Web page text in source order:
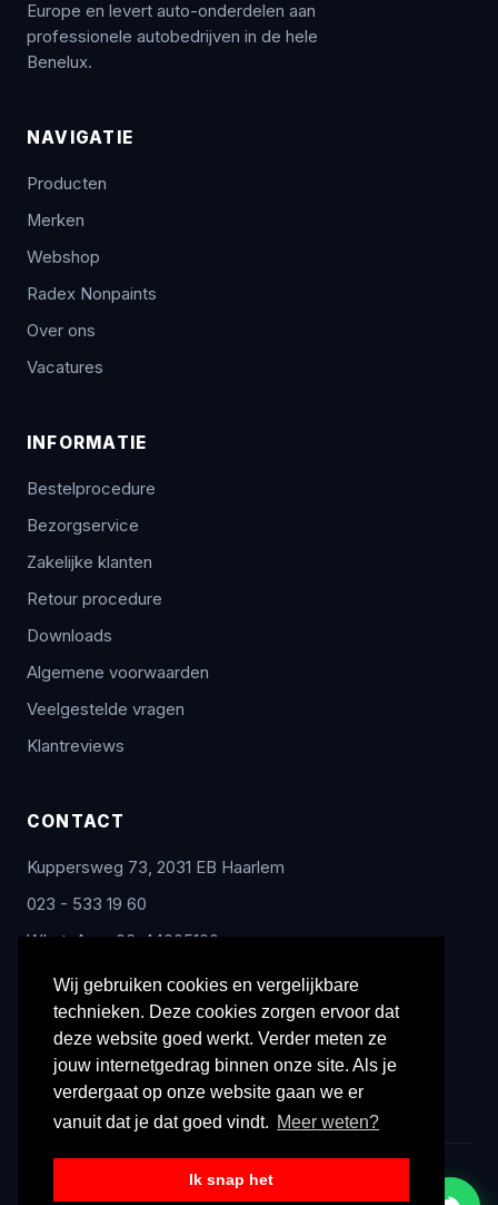
Wij gebruiken cookies en vergelijkbare
technieken. Deze cookies zorgen ervoor dat
deze website goed werkt. Verder meten ze
jouw internetgedrag binnen onze site. Als je
verdergaat op onze website gaan we er
vanuit dat je dat goed vindt. Meer weten?
Ik snap het
Europe en levert auto-onderdelen aan
professionele autobedrijven in de hele
Benelux.
NAVIGATIE
Producten
Merken
Webshop
Radex Nonpaints
Over ons
Vacatures
INFORMATIE
Bestelprocedure
Bezorgservice
Zakelijke klanten
Retour procedure
Downloads
Algemene voorwaarden
Veelgestelde vragen
Klantreviews
CONTACT
Kuppersweg 73, 2031 EB Haarlem
023 - 533 19 60
WhatsApp: 06-44005100
info@radex-benelux.nl
Ma – Vrij: 9:00 – 17:00
© 2026 Radex Benelux. Alle rechten voorbehouden.